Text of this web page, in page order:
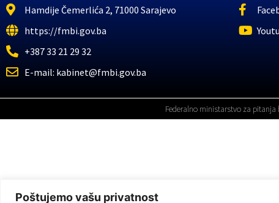
Poštujemo vašu privatnost
Hamdije Čemerlića 2, 71000 Sarajevo
https://fmbi.gov.ba
+387 33 21 29 32
E-mail: kabinet@fmbi.gov.ba
Federalno ministarstvo za